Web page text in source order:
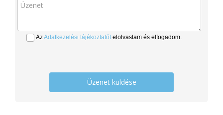
AzAdatkezelési tájékoztatótelolvastam és elfogadom.
Üzenet küldése